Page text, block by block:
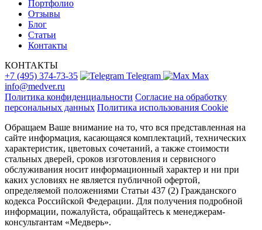
Портфолио
Отзывы
Блог
Статьи
Контакты
КОНТАКТЫ
+7 (495) 374-73-35
Telegram
Max
info@medver.ru
Политика конфиденциальности Согласие на обработку
персональных данных Политика использования Cookie
Обращаем Ваше внимание на то, что вся представленная на
сайте информация, касающаяся комплектаций, технических
характеристик, цветовых сочетаний, а также стоимости
стальных дверей, сроков изготовления и сервисного
обслуживания носит информационный характер и ни при
каких условиях не является публичной офертой,
определяемой положениями Статьи 437 (2) Гражданского
кодекса Российской Федерации. Для получения подробной
информации, пожалуйста, обращайтесь к менеджерам-
консультантам «Медверь».